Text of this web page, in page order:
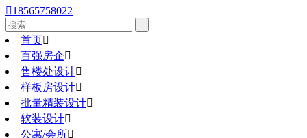
18565758022
首页
百强房企
售楼处设计
样板房设计
批量精装设计
软装设计
公寓/会所